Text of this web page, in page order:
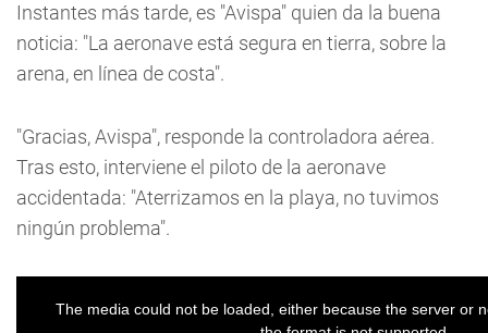
Instantes más tarde, es "Avispa" quien da la buena
noticia: "La aeronave está segura en tierra, sobre la
arena, en línea de costa".
"Gracias, Avispa", responde la controladora aérea.
Tras esto, interviene el piloto de la aeronave
accidentada: "Aterrizamos en la playa, no tuvimos
ningún problema".